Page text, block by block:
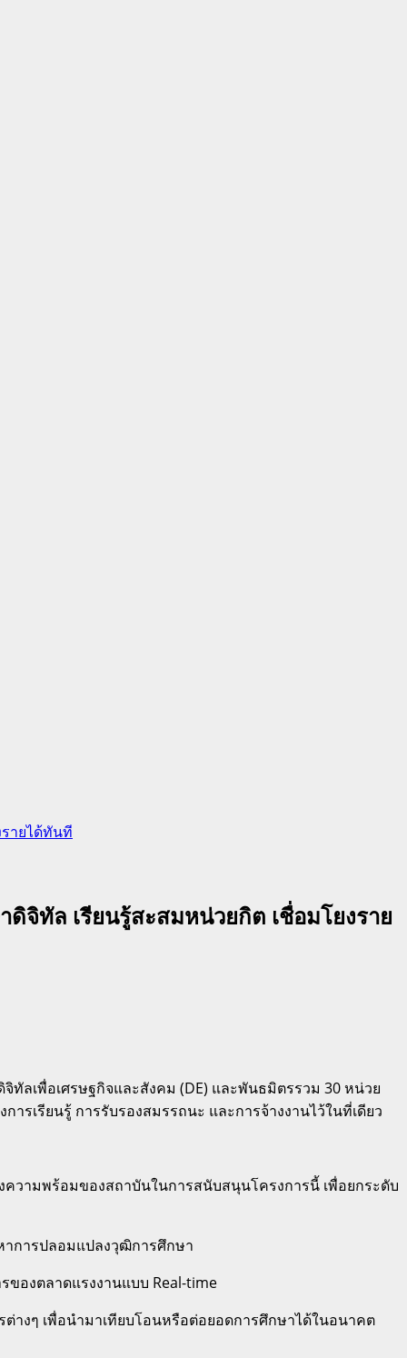
ายได้ทันที
จิทัล เรียนรู้สะสมหน่วยกิต เชื่อมโยงราย
ลเพื่อเศรษฐกิจและสังคม (DE) และพันธมิตรรวม 30 หน่วย
รเรียนรู้ การรับรองสมรรถนะ และการจ้างงานไว้ในที่เดียว
ความพร้อมของสถาบันในการสนับสนุนโครงการนี้ เพื่อยกระดับ
าการปลอมแปลงวุฒิการศึกษา
องตลาดแรงงานแบบ Real-time
างๆ เพื่อนำมาเทียบโอนหรือต่อยอดการศึกษาได้ในอนาคต